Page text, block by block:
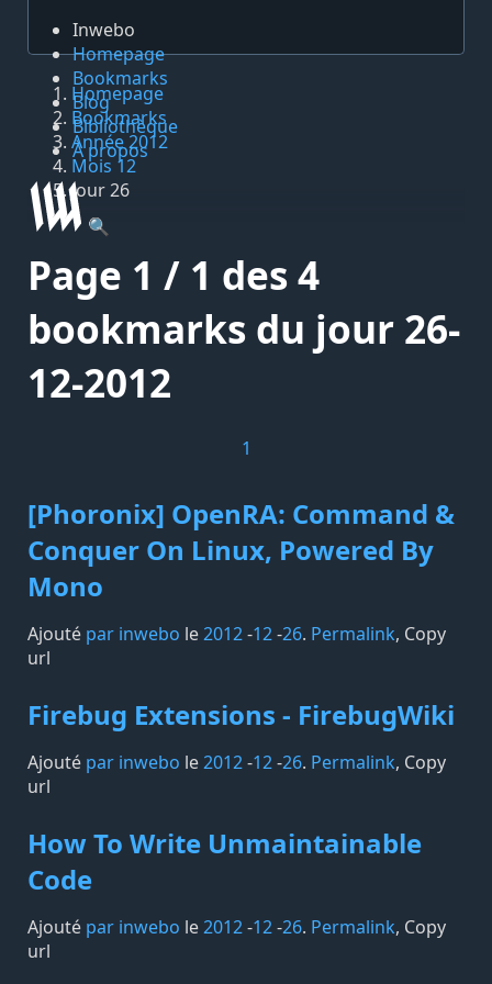
Inwebo
Homepage
Bookmarks
Blog
Bibliothèque
À propos
🔍
Homepage
Bookmarks
Année 2012
Mois 12
Jour 26
Page 1 / 1 des 4
bookmarks du jour 26-
12-2012
1
[Phoronix] OpenRA: Command &
Conquer On Linux, Powered By
Mono
Ajouté par inwebo le2012-12-26. Permalink, Copy
url
Firebug Extensions - FirebugWiki
Ajouté par inwebo le2012-12-26. Permalink, Copy
url
How To Write Unmaintainable
Code
Ajouté par inwebo le2012-12-26. Permalink, Copy
url